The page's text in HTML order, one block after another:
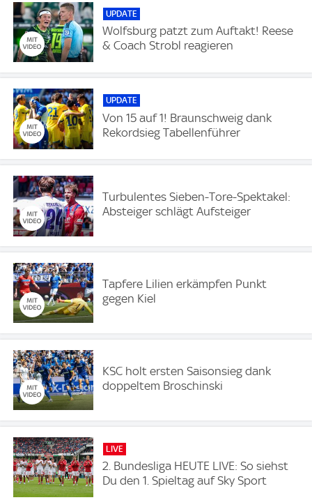
UPDATE
Wolfsburg patzt zum Auftakt! Reese
& Coach Strobl reagieren
UPDATE
Von 15 auf 1! Braunschweig dank
Rekordsieg Tabellenführer
Turbulentes Sieben-Tore-Spektakel:
Absteiger schlägt Aufsteiger
Tapfere Lilien erkämpfen Punkt
gegen Kiel
KSC holt ersten Saisonsieg dank
doppeltem Broschinski
LIVE
2. Bundesliga HEUTE LIVE: So siehst
Du den 1. Spieltag auf Sky Sport